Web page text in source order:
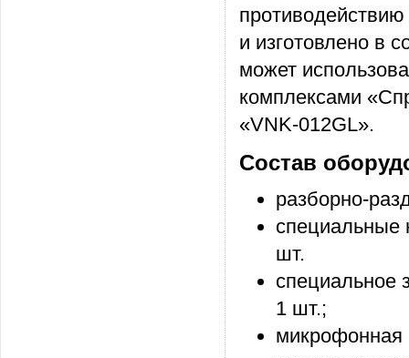
и изготовлено в
может
комплексами
«VNK-012GL».
Состав
разборно-
специальные
шт.
специальное
1 шт.;
микрофонная